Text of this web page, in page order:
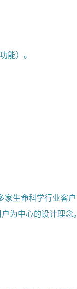
能）。
生命科学行业客
为中心的设计理念